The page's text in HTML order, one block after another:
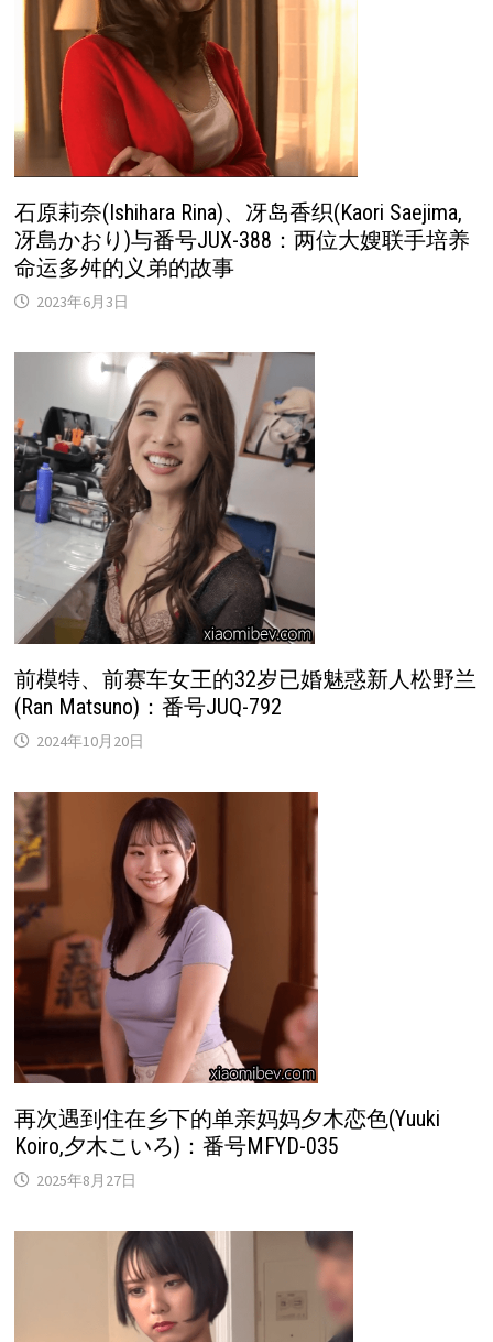
石原莉奈(Ishihara Rina)、冴岛香织(Kaori Saejima,
冴島かおり)与番号JUX-388：两位大嫂联手培养
命运多舛的义弟的故事
2023年6月3日
前模特、前赛车女王的32岁已婚魅惑新人松野兰
(Ran Matsuno)：番号JUQ-792
2024年10月20日
再次遇到住在乡下的单亲妈妈夕木恋色(Yuuki
Koiro,夕木こいろ)：番号MFYD-035
2025年8月27日